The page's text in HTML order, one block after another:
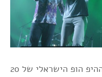
די להבין באמת את סצינת ההיפ הופ הישראלי של 20